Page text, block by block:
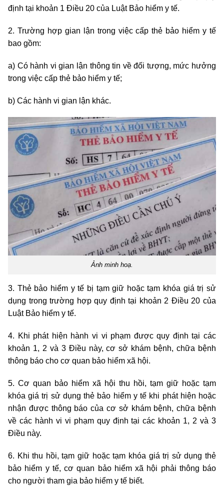
định tại khoản 1 Điều 20 của Luật Bảo hiểm y tế.
2. Trường hợp gian lận trong việc cấp thẻ bảo hiểm y tế
bao gồm:
a) Có hành vi gian lận thông tin về đối tượng, mức hưởng
trong việc cấp thẻ bảo hiểm y tế;
b) Các hành vi gian lận khác.
Ảnh minh hoạ.
3. Thẻ bảo hiểm y tế bị tạm giữ hoặc tạm khóa giá trị sử
dụng trong trường hợp quy định tại khoản 2 Điều 20 của
Luật Bảo hiểm y tế.
4. Khi phát hiện hành vi vi phạm được quy định tại các
khoản 1, 2 và 3 Điều này, cơ sở khám bệnh, chữa bệnh
thông báo cho cơ quan bảo hiểm xã hội.
5. Cơ quan bảo hiểm xã hội thu hồi, tạm giữ hoặc tạm
khóa giá trị sử dụng thẻ bảo hiểm y tế khi phát hiện hoặc
nhận được thông báo của cơ sở khám bệnh, chữa bệnh
về các hành vi vi phạm quy định tại các khoản 1, 2 và 3
Điều này.
6. Khi thu hồi, tạm giữ hoặc tạm khóa giá trị sử dụng thẻ
bảo hiểm y tế, cơ quan bảo hiểm xã hội phải thông báo
cho người tham gia bảo hiểm y tế biết.